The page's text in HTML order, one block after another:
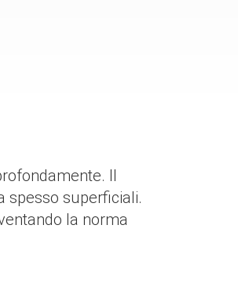
Il
spesso superficiali.
la norma